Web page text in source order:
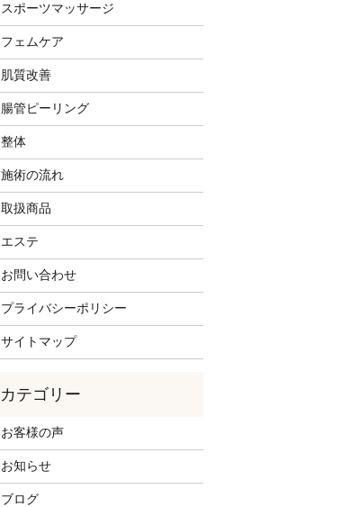
スポーツマッサージ
フェムケア
肌質改善
腸管ピーリング
整体
施術の流れ
取扱商品
エステ
お問い合わせ
プライバシーポリシー
サイトマップ
お客様の声
お知らせ
ブログ